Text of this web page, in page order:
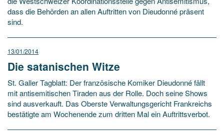
dass die Behörden an allen Auftritten von Dieudonné präsent
sind.
13/01/2014
Die satanischen Witze
St. Galler Tagblatt: Der französische Komiker Dieudonné fällt
mit antisemitischen Tiraden aus der Rolle. Doch seine Shows
sind ausverkauft. Das Oberste Verwaltungsgericht Frankreichs
bestätigte am Wochenende zum dritten Mal ein Auftrittsverbot.